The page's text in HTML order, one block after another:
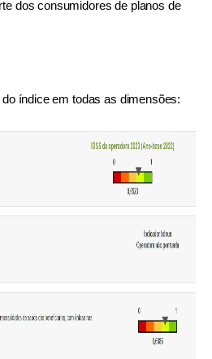
dos consumidores de planos de
índice em todas as dimensões: